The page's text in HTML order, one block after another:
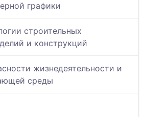
графики
строительных
и конструкций
жизнедеятельности и
среды